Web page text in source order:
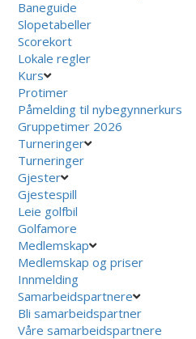
Baneguide
Slopetabeller
Scorekort
Lokale regler
Kurs
Protimer
Påmelding til nybegynnerkurs
Gruppetimer 2026
Turneringer
Turneringer
Gjester
Gjestespill
Leie golfbil
Golfamore
Medlemskap
Medlemskap og priser
Innmelding
Samarbeidspartnere
Bli samarbeidspartner
Våre samarbeidspartnere